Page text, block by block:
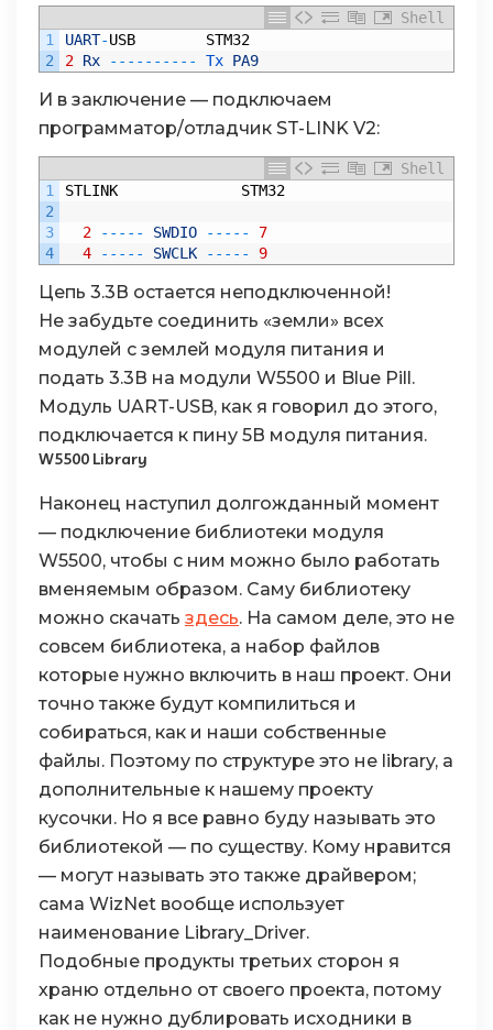
Shell
1
2
UART-USB
STM32
2 Rx -- -- -- -- -- Tx PA9
И в заключение — подключаем
программатор/отладчик ST-LINK V2:
Shell
1
2
3
4
STLINK STM32
2 -- -- - SWDIO -- -- -
7
4
-- -- - SWCLK -- -- - 9
Цепь 3.3В остается неподключенной!
Не забудьте соединить «земли» всех
модулей с землей модуля питания и
подать 3.3В на модули W5500 и Blue Pill.
Модуль UART-USB, как я говорил до этого,
подключается к пину 5В модуля питания.
W5500 Library
Наконец наступил долгожданный момент
— подключение библиотеки модуля
W5500, чтобы с ним можно было работать
вменяемым образом. Саму библиотеку
можно скачать здесь. На самом деле, это не
совсем библиотека, а набор файлов
которые нужно включить в наш проект. Они
точно также будут компилиться и
собираться, как и наши собственные
файлы. Поэтому по структуре это не library, а
дополнительные к нашему проекту
кусочки. Но я все равно буду называть это
библиотекой — по существу. Кому нравится
— могут называть это также драйвером;
сама WizNet вообще использует
наименование Library_Driver.
Подобные продукты третьих сторон я
храню отдельно от своего проекта, потому
как не нужно дублировать исходники в